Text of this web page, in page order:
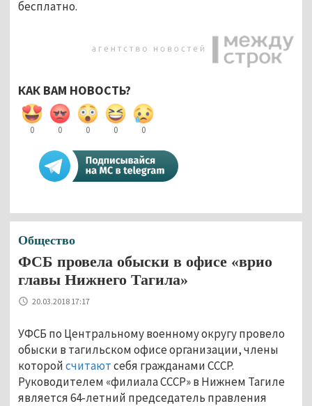
бесплатно.
КАК ВАМ НОВОСТЬ?
0 0 0 0 0
Общество
ФСБ провела обыски в офисе «врио
главы Нижнего Тагила»
20.03.2018 17:17
УФСБ по Центральному военному округу провело
обыски в тагильском офисе организации, члены
которойсчитаютсебя гражданами СССР.
Руководителем «филиала СССР» в Нижнем Тагиле
является 64-летний председатель правления